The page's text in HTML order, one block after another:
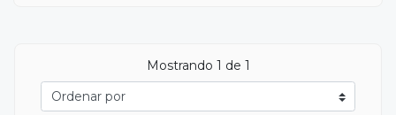
Mostrando 1 de 1